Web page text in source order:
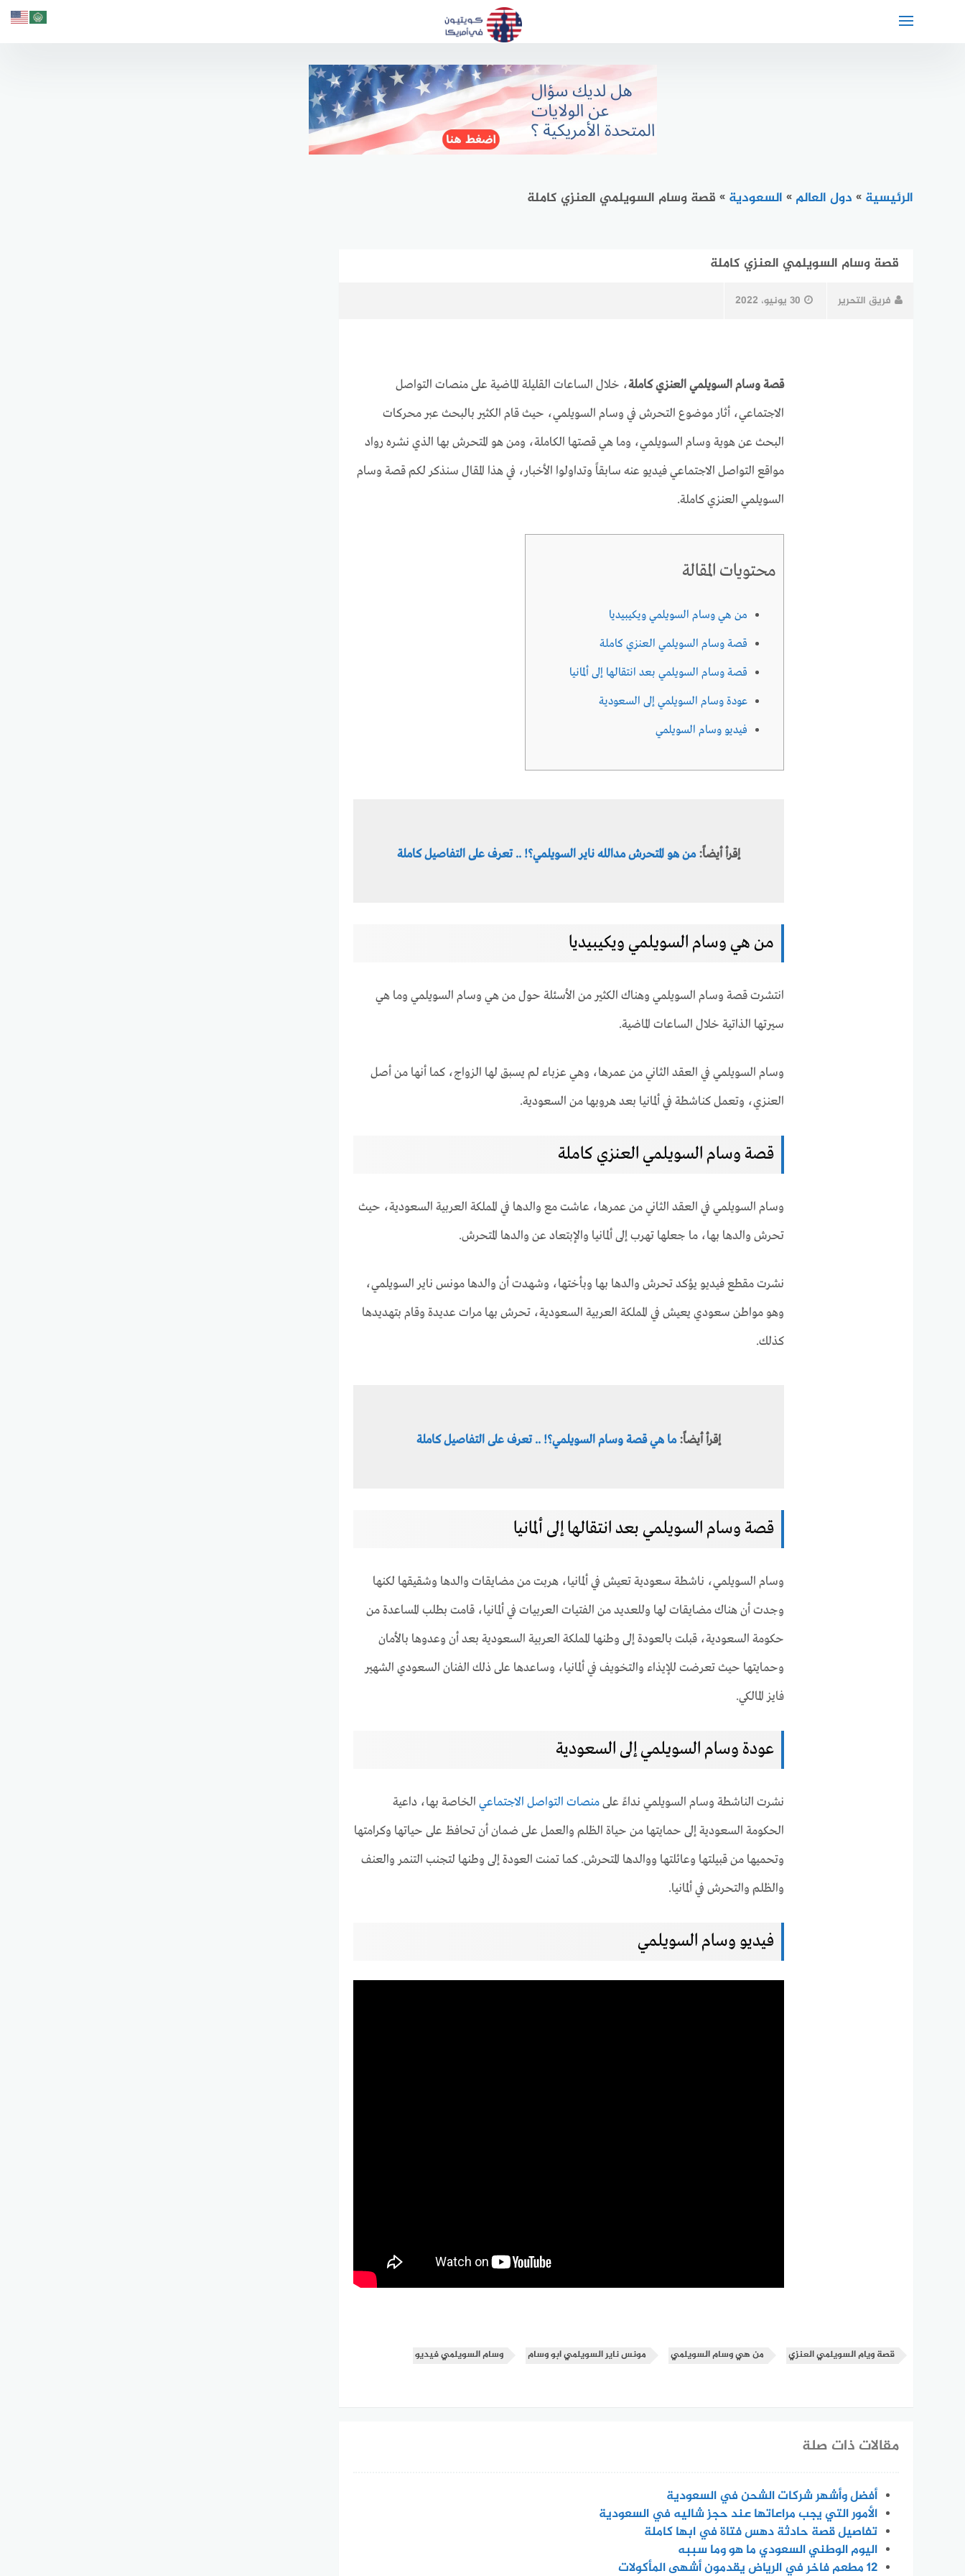
الرئيسية » دول العالم » السعودية » قصة وسام السويلمي العنزي كاملة
قصة وسام السويلمي العنزي كاملة
فريق التحرير 30 يونيو، 2022
قصة وسام السويلمي العنزي كاملة، خلال الساعات القليلة الماضية على منصات التواصل
الاجتماعي، أثار موضوع التحرش في وسام السويلمي، حيث قام الكثير بالبحث عبر محركات
البحث عن هوية وسام السويلمي، وما هي قصتها الكاملة، ومن هو المتحرش بها الذي نشره رواد
مواقع التواصل الاجتماعي فيديو عنه سابقاً وتداولوا الأخبار، في هذا المقال سنذكر لكم قصة وسام
السويلمي العنزي كاملة.
محتويات المقالة
من هي وسام السويلمي ويكيبيديا
قصة وسام السويلمي العنزي كاملة
قصة وسام السويلمي بعد انتقالها إلى ألمانيا
عودة وسام السويلمي إلى السعودية
فيديو وسام السويلمي
إقرأ أيضاً:من هو المتحرش مدالله ناير السويلمي؟! .. تعرف على التفاصيل كاملة
من هي وسام السويلمي ويكيبيديا
انتشرت قصة وسام السويلمي وهناك الكثير من الأسئلة حول من هي وسام السويلمي وما هي
سيرتها الذاتية خلال الساعات الماضية.
وسام السويلمي في العقد الثاني من عمرها، وهي عزباء لم يسبق لها الزواج، كما أنها من أصل
العنزي، وتعمل كناشطة في ألمانيا بعد هروبها من السعودية.
قصة وسام السويلمي العنزي كاملة
وسام السويلمي في العقد الثاني من عمرها، عاشت مع والدها في المملكة العربية السعودية، حيث
تحرش والدها بها، ما جعلها تهرب إلى ألمانيا والإبتعاد عن والدها المتحرش.
نشرت مقطع فيديو يؤكد تحرش والدها بها وبأختها، وشهدت أن والدها مونس ناير السويلمي،
وهو مواطن سعودي يعيش في المملكة العربية السعودية، تحرش بها مرات عديدة وقام بتهديدها
كذلك.
إقرأ أيضاً:ما هي قصة وسام السويلمي؟! .. تعرف على التفاصيل كاملة
قصة وسام السويلمي بعد انتقالها إلى ألمانيا
وسام السويلمي، ناشطة سعودية تعيش في ألمانيا، هربت من مضايقات والدها وشقيقها لكنها
وجدت أن هناك مضايقات لها وللعديد من الفتيات العربيات في ألمانيا، قامت بطلب المساعدة من
حكومة السعودية، قبلت بالعودة إلى وطنها المملكة العربية السعودية بعد أن وعدوها بالأمان
وحمايتها حيث تعرضت للإيذاء والتخويف في ألمانيا، وساعدها على ذلك الفنان السعودي الشهير
فايز المالكي.
عودة وسام السويلمي إلى السعودية
نشرت الناشطة وسام السويلمي نداءً علىمنصات التواصل الاجتماعيالخاصة بها، داعية
الحكومة السعودية إلى حمايتها من حياة الظلم والعمل على ضمان أن تحافظ على حياتها وكرامتها
وتحميها من قبيلتها وعائلتها ووالدها المتحرش. كما تمنت العودة إلى وطنها لتجنب التنمر والعنف
والظلم والتحرش في ألمانيا.
فيديو وسام السويلمي
قصة ويام السويلمي العنزي من هي وسام السويلمي مونس ناير السويلمي ابو وسام وسام السويلمي فيديو
مقالات ذات صلة
أفضل وأشهر شركات الشحن في السعودية
الأمور التي يجب مراعاتها عند حجز شاليه في السعودية
تفاصيل قصة حادثة دهس فتاة في ابها كاملة
اليوم الوطني السعودي ما هو وما سببه
12 مطعم فاخر في الرياض يقدمون أشهى المأكولات